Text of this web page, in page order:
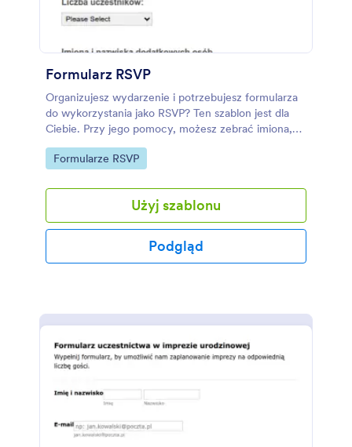
Formularz RSVP
Organizujesz wydarzenie i potrzebujesz formularza
do wykorzystania jako RSVP? Ten szablon jest dla
Ciebie. Przy jego pomocy, możesz zebrać imiona,
nazwiska, adresy e-mail, liczbę uczestników oraz
dodatkowe informacje.
Go to Category:
Formularze RSVP
Użyj szablonu
Podgląd